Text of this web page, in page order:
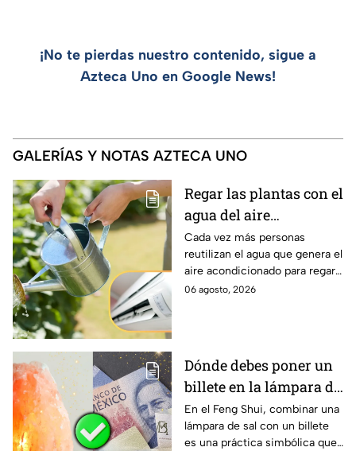
¡No te pierdas nuestro contenido, sigue a
Azteca Uno en Google News!
GALERÍAS Y NOTAS AZTECA UNO
Regar las plantas con el
agua del aire
acondicionado: quiénes
lo hacen y para qué
sirve
Cada vez más personas
reutilizan el agua que genera el
aire acondicionado para regar
las plantas. Conocer sus
06 agosto, 2026
Dónde debes poner un
billete en la lámpara de
sal para atraer la
abundancia
En el Feng Shui, combinar una
lámpara de sal con un billete
es una práctica simbólica que